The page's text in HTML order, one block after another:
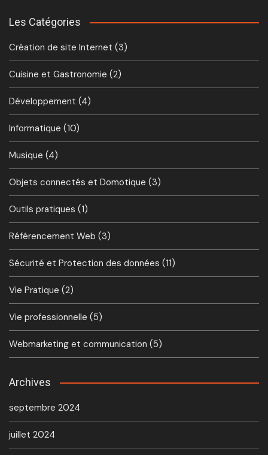
Les Catégories
Création de site Internet (3)
Cuisine et Gastronomie (2)
Développement (4)
Informatique (10)
Musique (4)
Objets connectés et Domotique (3)
Outils pratiques (1)
Référencement Web (3)
Sécurité et Protection des données (11)
Vie Pratique (2)
Vie professionnelle (5)
Webmarketing et communication (5)
Archives
septembre 2024
juillet 2024